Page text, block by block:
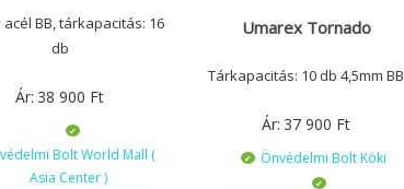
acél BB, tárkapacitás: 16
db
Ár: 38 900 Ft
Bolt World Mall (
Asia Center )
Umarex Tornado
Tárkapacitás: 10 db 4,5mm BB
Ár: 37 900 Ft
Önvédelmi Bolt Köki